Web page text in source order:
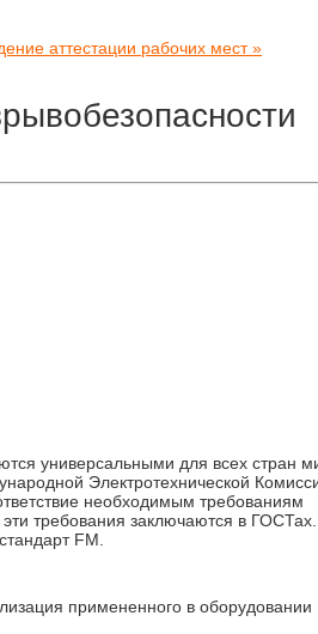
аттестации рабочих мест »
универсальными для всех стран
Электротехнической
необходимым требованиям
требования заключаются в ГОСТах.
FM.
примененного в оборудовании